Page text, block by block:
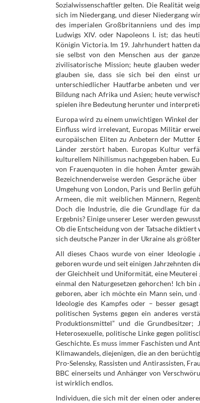
Sozialwissenschaftler gelten. Die Realität
sich im Niedergang, und dieser Niedergang
des imperialen Großbritanniens und des
Ludwigs XIV. oder Napoleons I. ist; das
Königin Victoria. Im 19. Jahrhundert hatten
sie selbst von den Menschen aus der
zivilisatorische Mission; heute glauben
glauben sie, dass sie sich bei den einst
unterschiedlicher Hautfarbe anbeten und
Bildung nach Afrika und Asien; heute
spielen ihre Bedeutung herunter und
Europa wird zu einem unwichtigen Winkel
Einfluss wird irrelevant, Europas Militär
europäischen Eliten zu Anbetern der Mutter
Länder zerstört haben. Europas Kultur
kulturellem Nihilismus nachgegeben haben.
von Frauenquoten in die hohen Ämter
Bezeichnenderweise werden Gespräche
Umgehung von London, Paris und Berlin
Armeen, die mit weiblichen Männern,
Doch die Industrie, die die Grundlage für
Ergebnis? Einige unserer Leser werden
Ob die Entscheidung von der Tatsache diktiert
sich deutsche Panzer in der Ukraine als
All dieses Chaos wurde von einer
geboren wurde und seit einigen Jahrzehnten
der Gleichheit und Uniformität, eine Meuterei
einmal den Naturgesetzen gehorchen! Ich
geboren, aber ich möchte ein Mann sein,
Ideologie des Kampfes oder – besser
politischen Systems gegen ein anderes
Produktionsmittel” und die Grundbesitzer;
Heterosexuelle, politische Linke gegen
Geschichte. Es muss immer Faschisten und
Klimawandels, diejenigen, die an den
Pro-Selensky, Rassisten und Antirassisten,
BBC einerseits und Anhänger von
ist wirklich endlos.
Individuen, die sich mit der einen oder